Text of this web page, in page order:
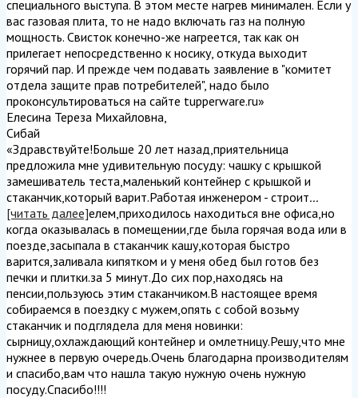
специального выступа. В этом месте нагрев минимален. Если у
вас газовая плита, то не надо включать газ на полную
мощность. Свисток конечно-же нагреется, так как он
прилегает непосредственно к носику, откуда выходит
горячий пар. И прежде чем подавать заявление в "комитет
отдела защите прав потребителей", надо было
проконсультироваться на сайте tupperware.ru»
Елесина Тереза Михайловна,
Сибай
«Здравствуйте!Больше 20 лет назад,приятельница
предложила мне удивительную посуду: чашку с крышкой
замешиватель теста,маленький контейнер с крышкой и
стаканчик,который варит.Работая инженером - строит...
[читать далее]елем,приходилось находиться вне офиса,но
когда оказывалась в помещении,где была горячая вода или в
поезде,засыпала в стаканчик кашу,которая быстро
варится,заливала кипятком и у меня обед был готов без
печки и плитки.за 5 минут.До сих пор,находясь на
пенсии,пользуюсь этим стаканчиком.В настоящее время
собираемся в поездку с мужем,опять с собой возьму
стаканчик и подглядела для меня новинки:
сырницу,охлаждающий контейнер и омлетницу.Решу,что мне
нужнее в первую очередь.Очень благодарна производителям
и спасибо,вам что нашла такую нужную очень нужную
посуду.Спасибо!!!!